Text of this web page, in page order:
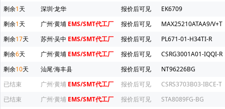
剩余1天 深圳·龙华 报价后可见
EK6709
剩余1天 广州·黄埔 EMS/SMT代工厂 报价后可见
MAX25210ATAA9/V+T
剩余17天 苏州·吴中 EMS/SMT代工厂 报价后可见
PL671-01-H34TI-R
剩余6天 广州·黄埔 EMS/SMT代工厂 报价后可见
CSRG3001A01-IQQI-R
剩余10天 汕尾·海丰县 报价后可见
NT96226BG
已结束
广州·黄埔 EMS/SMT代工厂 报价后可见
CSRS3703B03-IBCE-T
已结束
广州·黄埔 EMS/SMT代工厂 报价后可见
STA8089FG-BG